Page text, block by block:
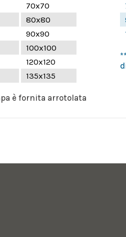
70x70
80x80
90x90
100x100
120x120
135x135
è fornita arrotolata